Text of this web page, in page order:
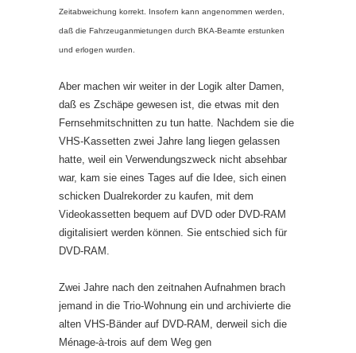
Zeitabweichung korrekt. Insofern kann angenommen werden,
daß die Fahrzeuganmietungen durch BKA-Beamte erstunken
und erlogen wurden.
Aber machen wir weiter in der Logik alter Damen,
daß es Zschäpe gewesen ist, die etwas mit den
Fernsehmitschnitten zu tun hatte. Nachdem sie die
VHS-Kassetten zwei Jahre lang liegen gelassen
hatte, weil ein Verwendungszweck nicht absehbar
war, kam sie eines Tages auf die Idee, sich einen
schicken Dualrekorder zu kaufen, mit dem
Videokassetten bequem auf DVD oder DVD-RAM
digitalisiert werden können. Sie entschied sich für
DVD-RAM.
Zwei Jahre nach den zeitnahen Aufnahmen brach
jemand in die Trio-Wohnung ein und archivierte die
alten VHS-Bänder auf DVD-RAM, derweil sich die
Ménage-à-trois auf dem Weg gen